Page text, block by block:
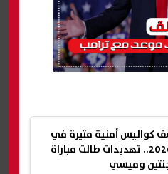
كواليس أمنية مثيرة في
مونديال 2026.. تهديدات طالت مباراة
وميسي